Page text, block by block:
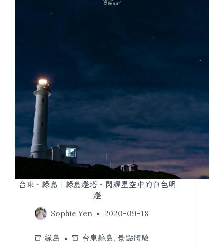
台東、綠島｜綠島燈塔・閃耀星空中的白色明
燈
Sophie Yen
2020-09-18
綠島 台東綠島, 景點體驗